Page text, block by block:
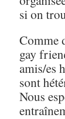
si on
Comme
gay
amis/es
sont
Nous